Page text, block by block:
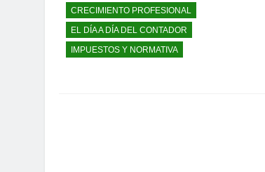
CRECIMIENTO PROFESIONAL
EL DÍA A DÍA DEL CONTADOR
IMPUESTOS Y NORMATIVA